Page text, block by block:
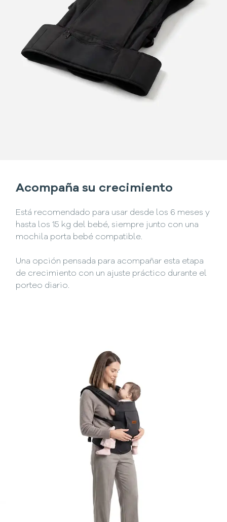
Acompaña su crecimiento
Está recomendado para usar desde los 6 meses y
hasta los 15 kg del bebé, siempre junto con una
mochila porta bebé compatible.
Una opción pensada para acompañar esta etapa
de crecimiento con un ajuste práctico durante el
porteo diario.